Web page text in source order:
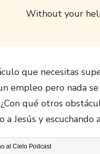
Without your
que necesitas
empleo pero nada
qué otros
a Jesús y escuchando